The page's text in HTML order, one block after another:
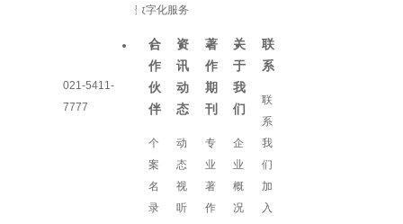
021-5411-
7777
数字化服务
合
作
伙
伴
个
案
名
录
资
讯
动
态
动
态
视
听
著
作
期
刊
专
业
著
作
关
于
我
们
企
业
概
况
联
系
联
系
我
们
加
入